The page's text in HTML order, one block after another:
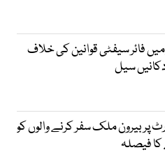
فائر سیفٹی قوانین کی خلاف
پر بیرون ملک سفر کرنے والوں کو
فیصلہ